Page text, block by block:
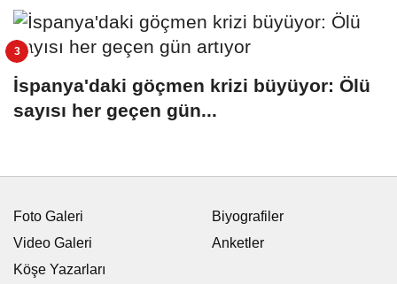
İspanya'daki göçmen krizi büyüyor: Ölü
sayısı her geçen gün...
Foto Galeri
Video Galeri
Köşe Yazarları
Biyografiler
Anketler